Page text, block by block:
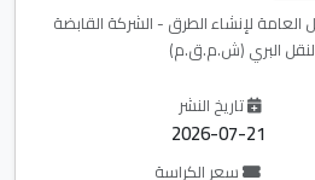
العامة لإنشاء الطرق - الشركة القابضة
البري (ش.م.ق.م)
تاريخ النشر
2026-07-21
سعر الكراسة